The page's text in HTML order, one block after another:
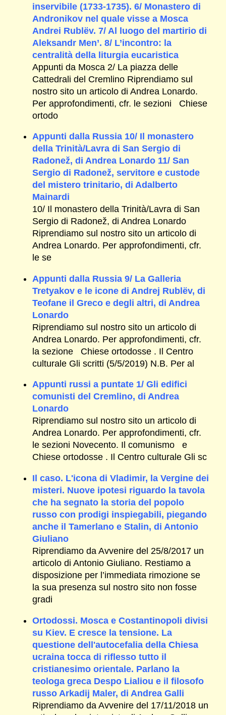
inservibile (1733-1735). 6/ Monastero di
Andronikov nel quale visse a Mosca
Andrei Rublëv. 7/ Al luogo del martirio di
Aleksandr Men’. 8/ L’incontro: la
centralità della liturgia eucaristica
Appunti da Mosca 2/ La piazza delle
Cattedrali del Cremlino Riprendiamo sul
nostro sito un articolo di Andrea Lonardo.
Per approfondimenti, cfr. le sezioni Chiese
ortodo
Appunti dalla Russia 10/ Il monastero
della Trinità/Lavra di San Sergio di
Radonež, di Andrea Lonardo 11/ San
Sergio di Radonež, servitore e custode
del mistero trinitario, di Adalberto
Mainardi
10/ Il monastero della Trinità/Lavra di San
Sergio di Radonež, di Andrea Lonardo
Riprendiamo sul nostro sito un articolo di
Andrea Lonardo. Per approfondimenti, cfr.
le se
Appunti dalla Russia 9/ La Galleria
Tretyakov e le icone di Andrej Rublëv, di
Teofane il Greco e degli altri, di Andrea
Lonardo
Riprendiamo sul nostro sito un articolo di
Andrea Lonardo. Per approfondimenti, cfr.
la sezione Chiese ortodosse . Il Centro
culturale Gli scritti (5/5/2019) N.B. Per al
Appunti russi a puntate 1/ Gli edifici
comunisti del Cremlino, di Andrea
Lonardo
Riprendiamo sul nostro sito un articolo di
Andrea Lonardo. Per approfondimenti, cfr.
le sezioni Novecento. Il comunismo e
Chiese ortodosse . Il Centro culturale Gli sc
Il caso. L'icona di Vladimir, la Vergine dei
misteri. Nuove ipotesi riguardo la tavola
che ha segnato la storia del popolo
russo con prodigi inspiegabili, piegando
anche il Tamerlano e Stalin, di Antonio
Giuliano
Riprendiamo da Avvenire del 25/8/2017 un
articolo di Antonio Giuliano. Restiamo a
disposizione per l’immediata rimozione se
la sua presenza sul nostro sito non fosse
gradi
Ortodossi. Mosca e Costantinopoli divisi
su Kiev. E cresce la tensione. La
questione dell'autocefalia della Chiesa
ucraina tocca di riflesso tutto il
cristianesimo orientale. Parlano la
teologa greca Despo Lialiou e il filosofo
russo Arkadij Maler, di Andrea Galli
Riprendiamo da Avvenire del 17/11/2018 un